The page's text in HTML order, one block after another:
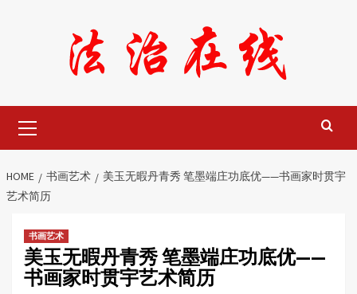
Menu
HOME 书画艺术
美玉无暇丹青秀 笔墨端庄功底优——书画家时贯宇
艺术简历
书画艺术
美玉无暇丹青秀 笔墨端庄功底优——
书画家时贯宇艺术简历